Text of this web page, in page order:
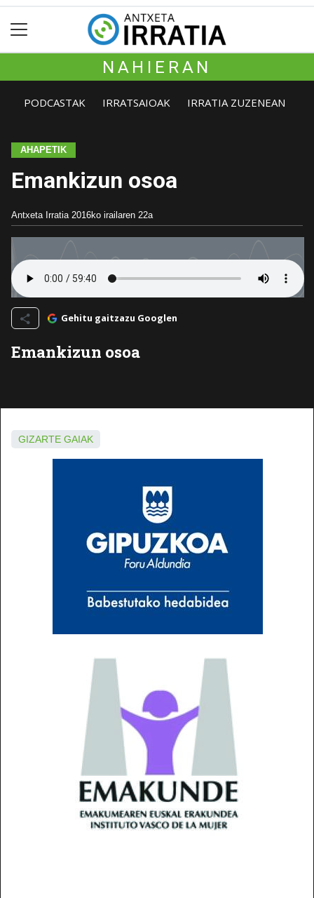
NAHIERAN
PODCASTAK IRRATSAIOAK IRRATIA ZUZENEAN
AHAPETIK
Emankizun osoa
Antxeta Irratia 2016ko irailaren 22a
Gehitu gaitzazu Googlen
Emankizun osoa
GIZARTE GAIAK